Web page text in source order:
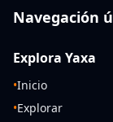
Navegación
Explora Yaxa
•Inicio
•Explorar